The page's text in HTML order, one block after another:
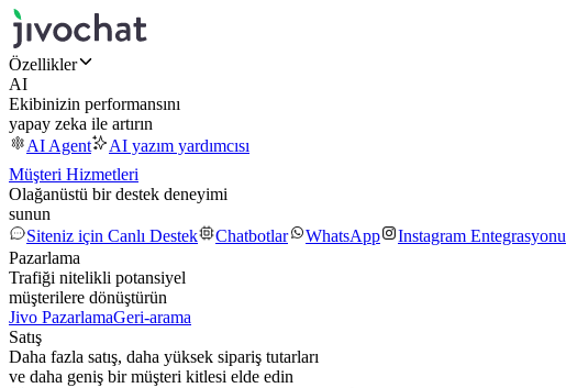
Özellikler
AI
Ekibinizin performansını
yapay zeka ile artırın
AI Agent
AI yazım yardımcısı
Müşteri Hizmetleri
Olağanüstü bir destek deneyimi
sunun
Siteniz için Canlı Destek
Chatbotlar WhatsApp Instagram Entegrasyonu
Pazarlama
Trafiği nitelikli potansiyel
müşterilere dönüştürün
Jivo PazarlamaGeri-arama
Satış
Daha fazla satış, daha yüksek sipariş tutarları
ve daha geniş bir müşteri kitlesi elde edin